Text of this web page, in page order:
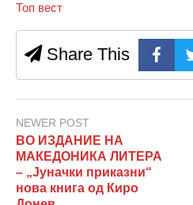
Топ вест
Share This
NEWER POST
ВО ИЗДАНИЕ НА
МАКЕДОНИКА ЛИТЕРА
– „Јуначки приказни“
нова книга од Киро